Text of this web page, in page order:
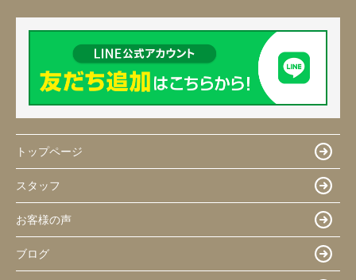
トップページ
スタッフ
お客様の声
ブログ